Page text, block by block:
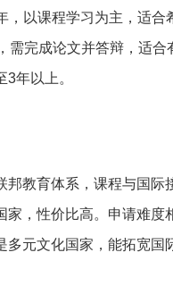
以课程学习为主，适合
完成论文并答辩，适合
年以上。
教育体系，课程与国际
，性价比高。申请难度
元文化国家，能拓宽国